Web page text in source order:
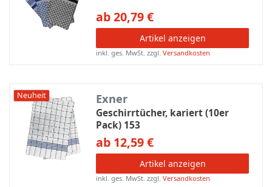
ab 20,79 €
Artikel anzeigen
inkl. ges. MwSt. zzgl.Versandkosten
Neuheit Exner
Geschirrtücher, kariert (10er
Pack) 153
ab 12,59 €
Artikel anzeigen
inkl. ges. MwSt. zzgl.Versandkosten